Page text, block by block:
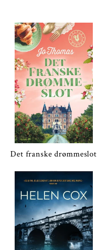
Det franske drømmeslot